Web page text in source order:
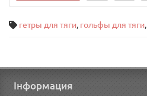
гетры для тяги, гольфы для тяги,
Інформация